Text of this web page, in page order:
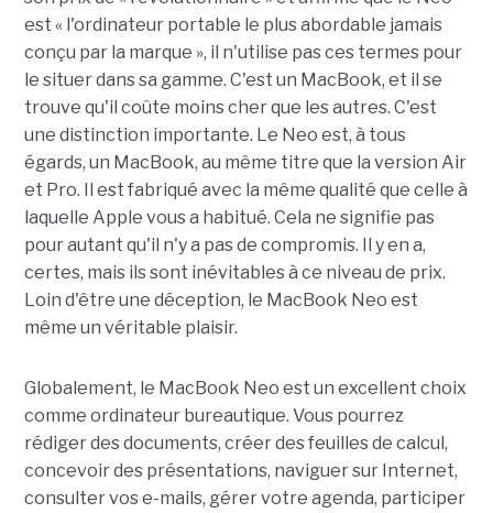
est « l'ordinateur portable le plus abordable jamais
conçu par la marque », il n'utilise pas ces termes pour
le situer dans sa gamme. C'est un MacBook, et il se
trouve qu'il coûte moins cher que les autres. C'est
une distinction importante. Le Neo est, à tous
égards, un MacBook, au même titre que la version Air
et Pro. Il est fabriqué avec la même qualité que celle à
laquelle Apple vous a habitué. Cela ne signifie pas
pour autant qu'il n'y a pas de compromis. Il y en a,
certes, mais ils sont inévitables à ce niveau de prix.
Loin d'être une déception, le MacBook Neo est
même un véritable plaisir.
Globalement, le MacBook Neo est un excellent choix
comme ordinateur bureautique. Vous pourrez
rédiger des documents, créer des feuilles de calcul,
concevoir des présentations, naviguer sur Internet,
consulter vos e-mails, gérer votre agenda, participer